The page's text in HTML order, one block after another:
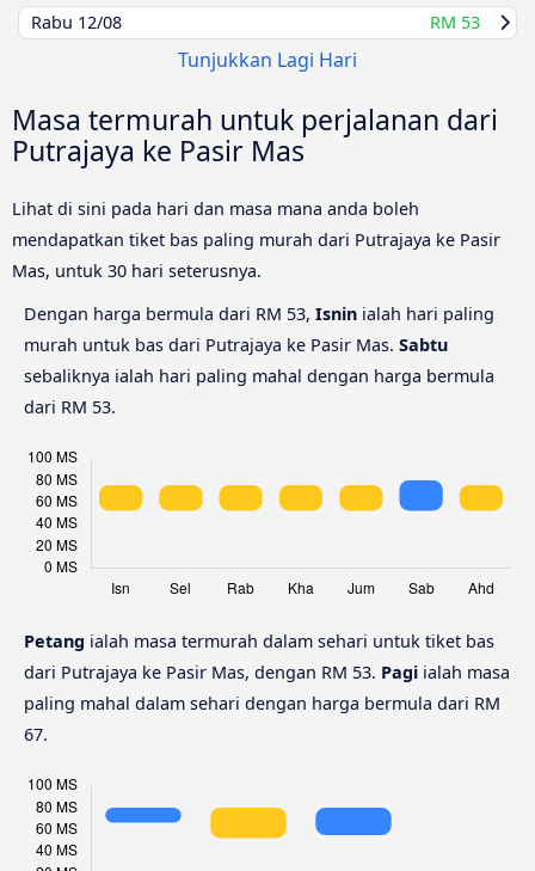
Rabu 12/08 RM 53
Tunjukkan Lagi Hari
Masa termurah untuk perjalanan dari
Putrajaya ke Pasir Mas
Lihat di sini pada hari dan masa mana anda boleh
mendapatkan tiket bas paling murah dari Putrajaya ke Pasir
Mas, untuk 30 hari seterusnya.
Dengan harga bermula dari RM 53, Isnin ialah hari paling
murah untuk bas dari Putrajaya ke Pasir Mas. Sabtu
sebaliknya ialah hari paling mahal dengan harga bermula
dari RM 53.
Petang ialah masa termurah dalam sehari untuk tiket bas
dari Putrajaya ke Pasir Mas, dengan RM 53. Pagi ialah masa
paling mahal dalam sehari dengan harga bermula dari RM
67.